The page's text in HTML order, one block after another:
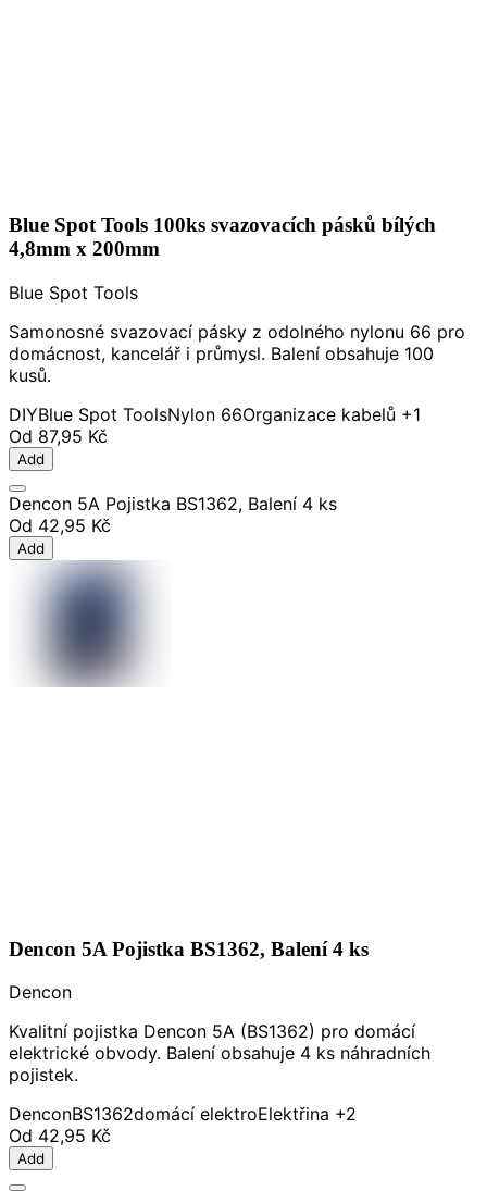
Blue Spot Tools 100ks svazovacích pásků bílých
4,8mm x 200mm
Blue Spot Tools
Samonosné svazovací pásky z odolného nylonu 66 pro
domácnost, kancelář i průmysl. Balení obsahuje 100
kusů.
DIYBlue Spot ToolsNylon 66Organizace kabelů +1
Od 87,95 Kč
Add
Dencon 5A Pojistka BS1362, Balení 4 ks
Od 42,95 Kč
Add
Dencon 5A Pojistka BS1362, Balení 4 ks
Dencon
Kvalitní pojistka Dencon 5A (BS1362) pro domácí
elektrické obvody. Balení obsahuje 4 ks náhradních
pojistek.
DenconBS1362domácí elektroElektřina +2
Od 42,95 Kč
Add